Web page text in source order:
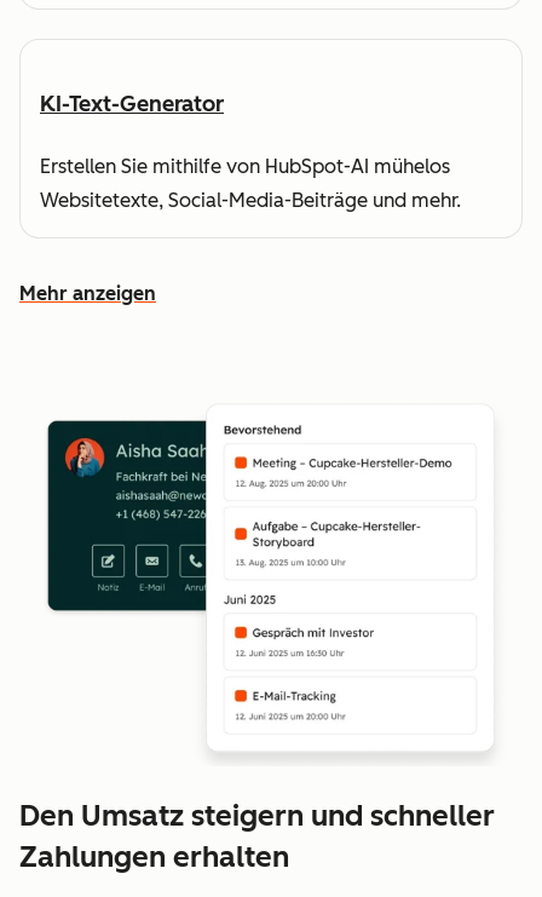
KI-Text-Generator
Erstellen Sie mithilfe von HubSpot-AI mühelos
Websitetexte, Social-Media-Beiträge und mehr.
Mehr anzeigen
Weitere Funktionen ansehen
Den Umsatz steigern und schneller
Zahlungen erhalten